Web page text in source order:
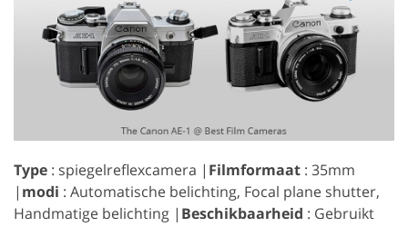
Type : spiegelreflexcamera | Filmformaat : 35mm
| modi : Automatische belichting, Focal plane shutter,
Handmatige belichting | Beschikbaarheid : Gebruikt